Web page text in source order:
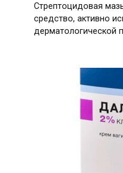
Стрептоцидовая
средство, активно
дерматологической